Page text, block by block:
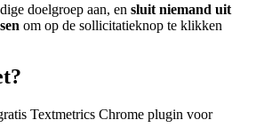
doelgroep aan, en sluit niemand uit
om op de sollicitatieknop te klikken
Textmetrics Chrome plugin voor